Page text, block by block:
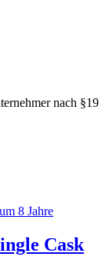
nach §19
Cask